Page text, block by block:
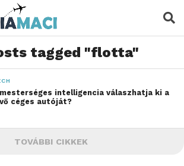
tagged "flotta"
intelligencia válaszhatja ki a
céges autóját?
TOVÁBBI CIKKEK